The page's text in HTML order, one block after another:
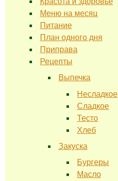
Меню на месяц
Питание
План одного дня
Приправа
Рецепты
Выпечка
Несладкое
Сладкое
Тесто
Хлеб
Закуска
Бургеры
Масло